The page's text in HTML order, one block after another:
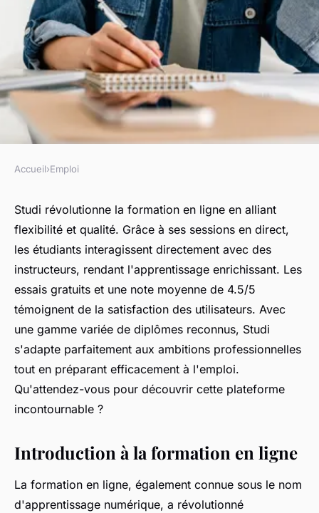
Studi : formation en ligne,
entre flexibilité et qualité
régis•26 février 2025•7 min de lecture
Accueil›Emploi
Studi révolutionne la formation en ligne en alliant
flexibilité et qualité. Grâce à ses sessions en direct,
les étudiants interagissent directement avec des
instructeurs, rendant l'apprentissage enrichissant. Les
essais gratuits et une note moyenne de 4.5/5
témoignent de la satisfaction des utilisateurs. Avec
une gamme variée de diplômes reconnus, Studi
s'adapte parfaitement aux ambitions professionnelles
tout en préparant efficacement à l'emploi.
Qu'attendez-vous pour découvrir cette plateforme
incontournable ?
Introduction à la formation en ligne
La formation en ligne, également connue sous le nom
d'apprentissage numérique, a révolutionné